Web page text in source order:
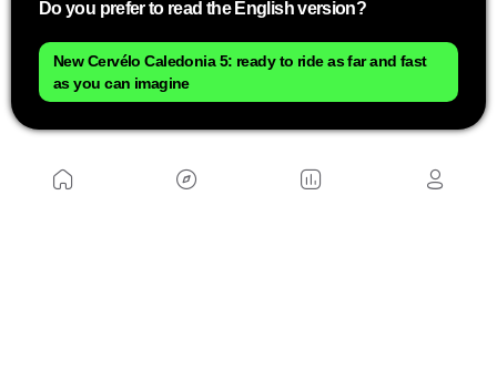
deportiva, aquellos hombres que recorrían
distancias imposibles tirando con sus piernas de
Do you prefer to read the English version?
New Cervélo Caledonia 5: ready to ride as far and fast
as you can imagine